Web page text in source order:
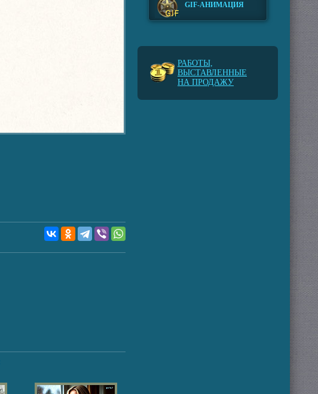
GIF-АНИМАЦИЯ
РАБОТЫ,
ВЫСТАВЛЕННЫЕ
НА ПРОДАЖУ